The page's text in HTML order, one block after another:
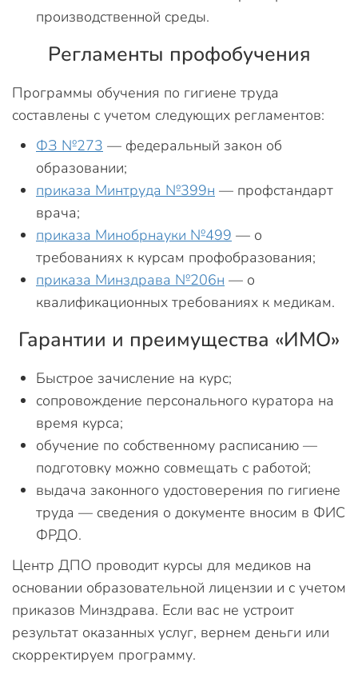
производственной среды.
Регламенты профобучения
Программы обучения по гигиене труда
составлены с учетом следующих регламентов:
ФЗ №273 — федеральный закон об
образовании;
приказа Минтруда №399н — профстандарт
врача;
приказа Минобрнауки №499 — о
требованиях к курсам профобразования;
приказа Минздрава №206н — о
квалификационных требованиях к медикам.
Гарантии и преимущества «ИМО»
Быстрое зачисление на курс;
сопровождение персонального куратора на
время курса;
обучение по собственному расписанию —
подготовку можно совмещать с работой;
выдача законного удостоверения по гигиене
труда — сведения о документе вносим в ФИС
ФРДО.
Центр ДПО проводит курсы для медиков на
основании образовательной лицензии и с учетом
приказов Минздрава. Если вас не устроит
результат оказанных услуг, вернем деньги или
скорректируем программу.